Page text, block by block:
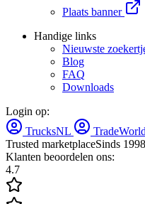
Plaats banner
Handige links
Nieuwste
Blog
FAQ
Downloads
Login op:
TrucksNL
TradeWorld
Trusted marketplaceSinds 1998
Klanten beoordelen ons:
4.7